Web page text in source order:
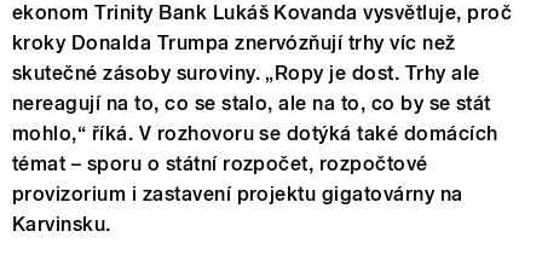
ekonom Trinity Bank Lukáš Kovanda vysvětluje, proč
kroky Donalda Trumpa znervózňují trhy víc než
skutečné zásoby suroviny. „Ropy je dost. Trhy ale
nereagují na to, co se stalo, ale na to, co by se stát
mohlo,“ říká. V rozhovoru se dotýká také domácích
témat – sporu o státní rozpočet, rozpočtové
provizorium i zastavení projektu gigatovárny na
Karvinsku.